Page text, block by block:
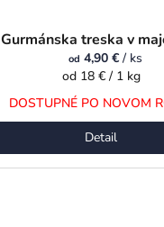
Gurmánska treska v
od 4,90 € / ks
Jednotková
cena:
od 18 € / 1 kg
DOSTUPNÉ PO NOVOM
Detail